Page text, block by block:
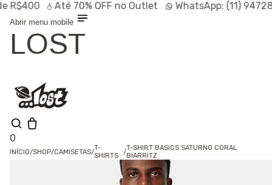
Até70% OFFno Outlet WhatsApp:(11) 94728-
Abrir menu mobile
LOST
0
INÍCIO/SHOP/CAMISETAS/T-
SHIRTS
/T-SHIRT BASICS SATURNO CORAL
BIARRITZ